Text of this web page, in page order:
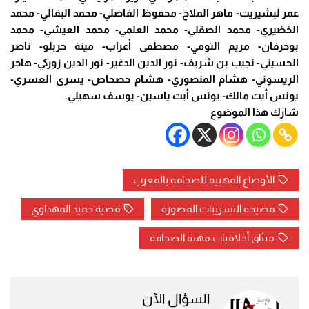
عمر لبشيريت- ماهر الملاخ-محفوظ الفاضلي-محمد البقالي-محمد
الخضيري-محمد الصقلي- محمد العلمي-محمد العيشي- محمد
بوخرفان- مريم التومي- مصطفى أعراب- مينة حربلو- ناصر
الحسيني- نجيب بن شريف- نور الدين الدغير- نور الدين زوركي-هاجر
الريسوني- هشام المنصوري- هشام حصحاص- يسرى العسري-
يونس أيت مالك- يونس أيت ياسين- يوسف سهيلي.
شارك هذا الموضوع
الأوضاع المهنية للصحافة بالمغرب
فضيحة التسريبات المصورة قضية حميد المهداوي
ميثاق أخلاقيات مهنة الصحافة
السؤال الآن